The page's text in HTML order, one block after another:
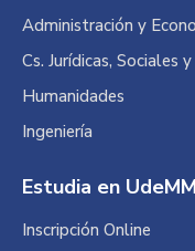
in
new
in
new
in
new
Administración y
Cs. Jurídicas, Sociales
Humanidades
Ingeniería
Estudia en UdeMM
Inscripción Online